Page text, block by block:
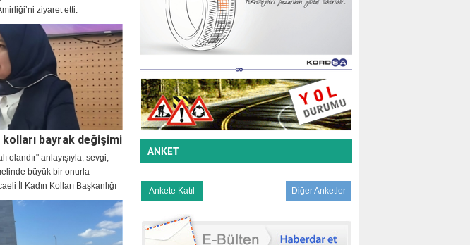
ziyaret etti.
bayrak değişimi
olandır" anlayışıyla; sevgi,
büyük bir onurla
İl Kadın Kolları Başkanlığı
ANKET
Diğer Anketler